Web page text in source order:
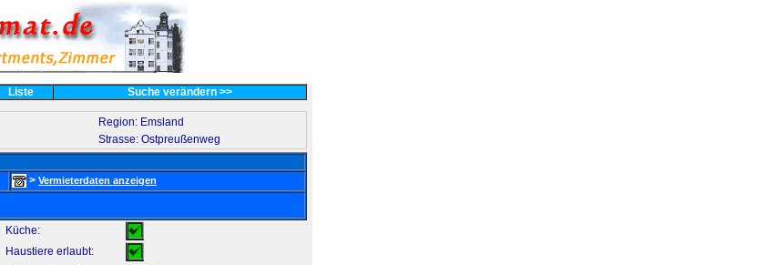
Liste Suche verändern >>
Region: Emsland
Strasse: Ostpreußenweg
> Vermieterdaten anzeigen
Küche:
Haustiere erlaubt: